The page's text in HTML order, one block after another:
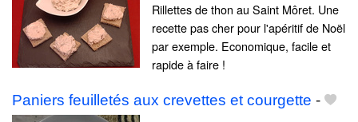
Rillettes de thon au Saint Môret. Une
recette pas cher pour l'apéritif de Noël
par exemple. Economique, facile et
rapide à faire !
Paniers feuilletés aux crevettes et courgette -